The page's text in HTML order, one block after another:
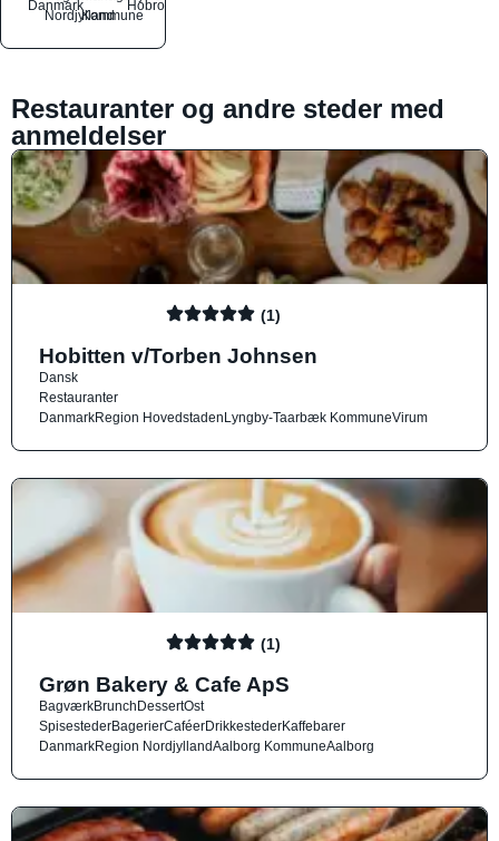
Danmark
Nordjylland
Kommune
Hobro
Restauranter og andre steder med
anmeldelser
(1)
Hobitten v/Torben Johnsen
Dansk
Restauranter
DanmarkRegion HovedstadenLyngby-Taarbæk KommuneVirum
(1)
Grøn Bakery & Cafe ApS
BagværkBrunchDessertOst
SpisestederBagerierCaféerDrikkestederKaffebarer
DanmarkRegion NordjyllandAalborg KommuneAalborg